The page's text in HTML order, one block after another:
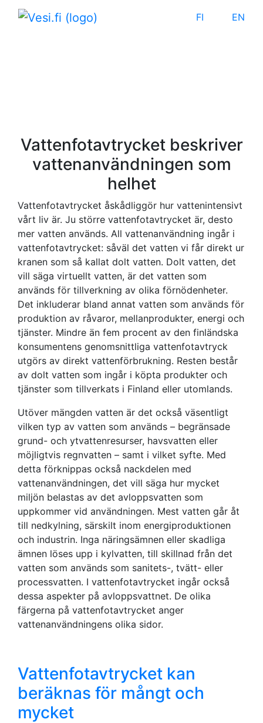
FI EN
Vattenfotavtrycket beskriver
vattenanvändningen som
helhet
Vattenfotavtrycket åskådliggör hur vattenintensivt
vårt liv är. Ju större vattenfotavtrycket är, desto
mer vatten används. All vattenanvändning ingår i
vattenfotavtrycket: såväl det vatten vi får direkt ur
kranen som så kallat dolt vatten. Dolt vatten, det
vill säga virtuellt vatten, är det vatten som
används för tillverkning av olika förnödenheter.
Det inkluderar bland annat vatten som används för
produktion av råvaror, mellanprodukter, energi och
tjänster. Mindre än fem procent av den finländska
konsumentens genomsnittliga vattenfotavtryck
utgörs av direkt vattenförbrukning. Resten består
av dolt vatten som ingår i köpta produkter och
tjänster som tillverkats i Finland eller utomlands.
Utöver mängden vatten är det också väsentligt
vilken typ av vatten som används – begränsade
grund- och ytvattenresurser, havsvatten eller
möjligtvis regnvatten – samt i vilket syfte. Med
detta förknippas också nackdelen med
vattenanvändningen, det vill säga hur mycket
miljön belastas av det avloppsvatten som
uppkommer vid användningen. Mest vatten går åt
till nedkylning, särskilt inom energiproduktionen
och industrin. Inga näringsämnen eller skadliga
ämnen löses upp i kylvatten, till skillnad från det
vatten som används som sanitets-, tvätt- eller
processvatten. I vattenfotavtrycket ingår också
dessa aspekter på avloppsvattnet. De olika
färgerna på vattenfotavtrycket anger
vattenanvändningens olika sidor.
Vattenfotavtrycket kan
beräknas för mångt och
mycket